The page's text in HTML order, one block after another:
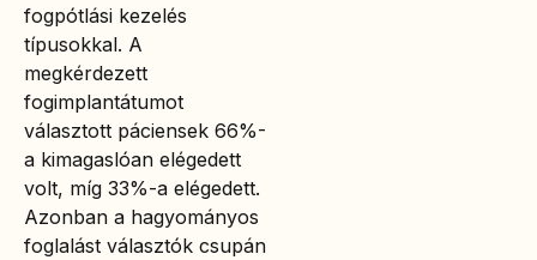
fogpótlási kezelés
típusokkal. A
megkérdezett
fogimplantátumot
választott páciensek 66%-
a kimagaslóan elégedett
volt, míg 33%-a elégedett.
Azonban a hagyományos
foglalást választók csupán